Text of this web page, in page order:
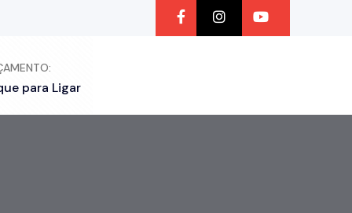
para Ligar